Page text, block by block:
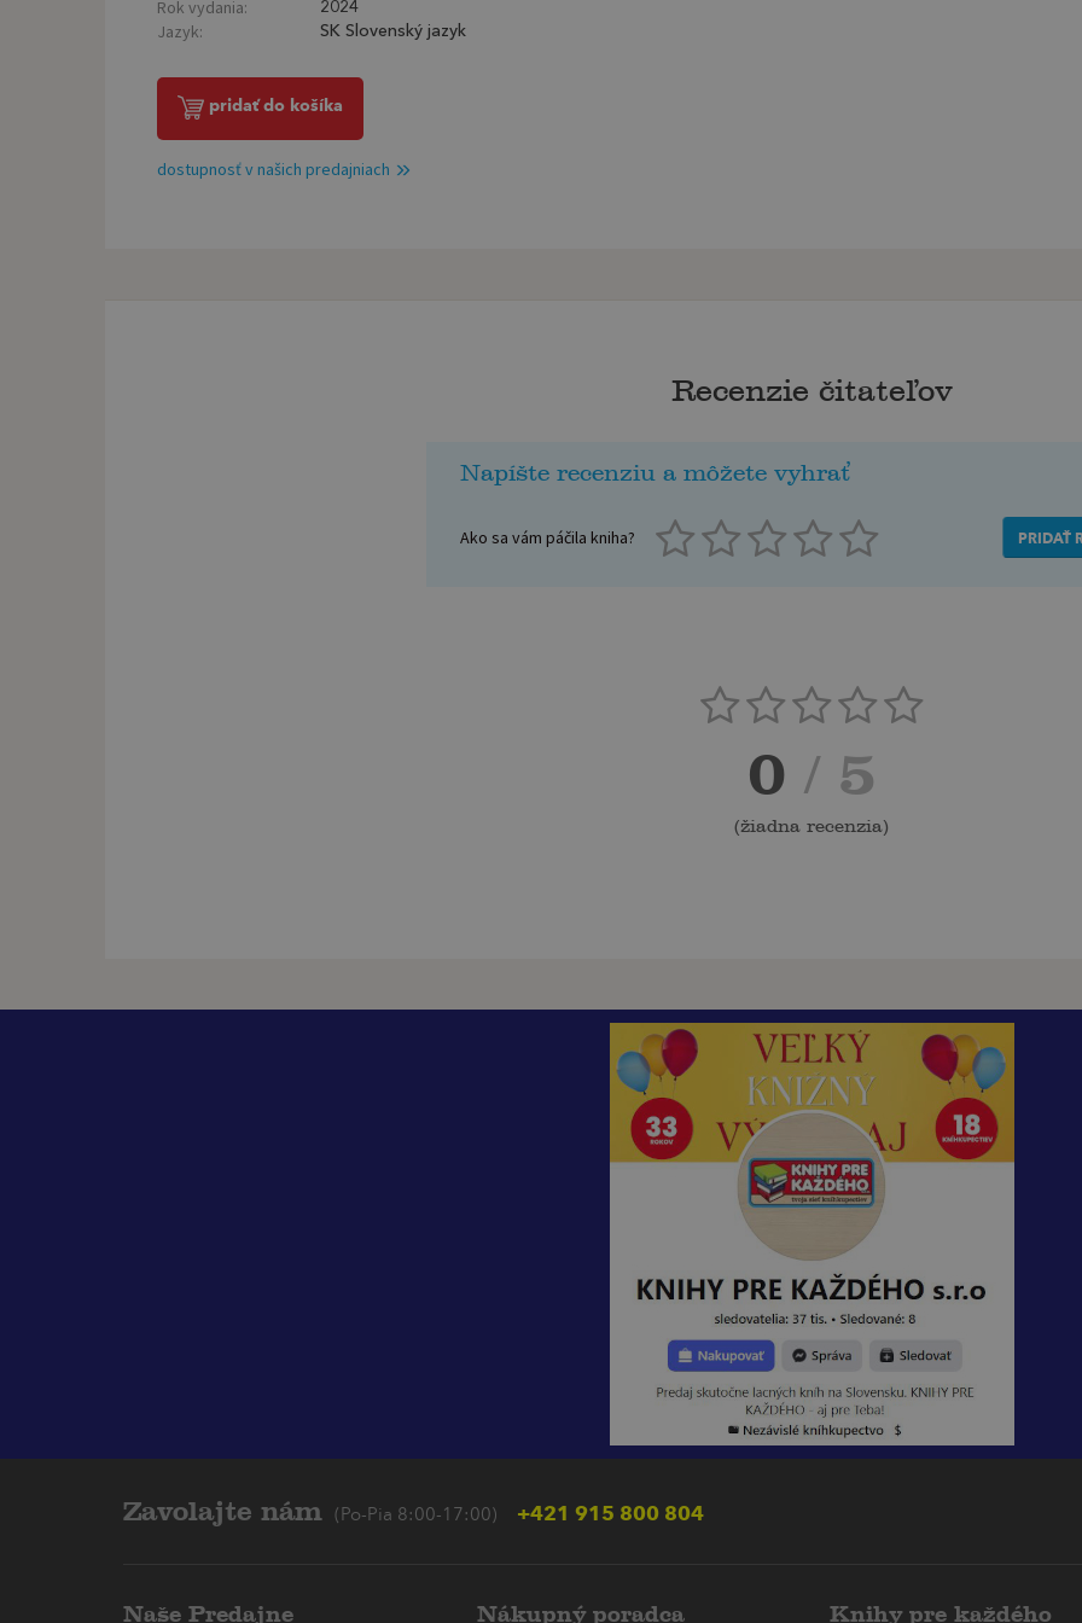
Rok vydania: 2024
Jazyk: SK Slovenský jazyk
pridať do košíka
dostupnosť v našich predajniach
Recenzie čitateľov
Napíšte recenziu a môžete vyhrať
Ako sa vám páčila kniha? PRIDAŤ
0 / 5
(žiadna recenzia)
Zavolajte nám (Po-Pia 8:00-17:00) +421 915 800 804
Naše Predajne Nákupný poradca Knihy pre každého